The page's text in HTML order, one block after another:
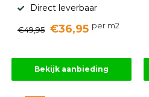
Direct leverbaar
€49,95 €36,95 per m2
Bekijk aanbieding